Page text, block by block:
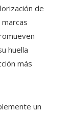
de
huella
más
un